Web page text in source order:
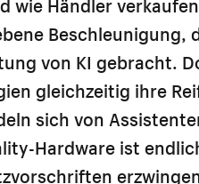
wie Händler
Beschleunigung,
von KI gebracht.
gleichzeitig ihre
sich von
Hardware ist